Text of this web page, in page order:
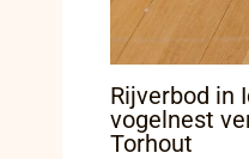
Rijverbod in
vogelnest
Torhout